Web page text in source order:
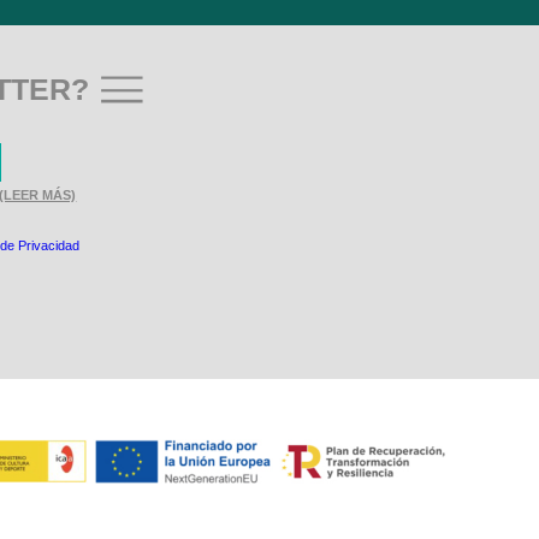
(LEER MÁS)
Privacidad